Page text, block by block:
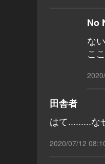
No
な
こ
田舎者
はて.........な
2020/07/12